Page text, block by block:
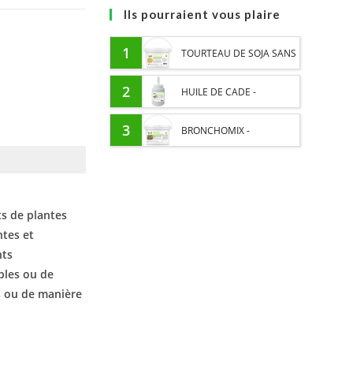
de plantes
et
ou de
de manière
Ils pourraient vous plaire
1 TOURTEAU DE SOJA SANS
OGM - APPORT EN
PROTÉINES ET SOUTIEN
ÉNERGÉTIQUE POUR
2 HUILE DE CADE -
ASSAINIT ET PROTÈGE LES
3 BRONCHOMIX -